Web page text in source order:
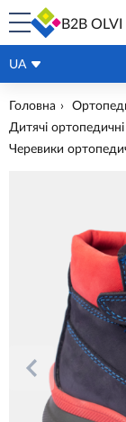
B2B OLVI
UA
Головна
Дитячі
Черевики